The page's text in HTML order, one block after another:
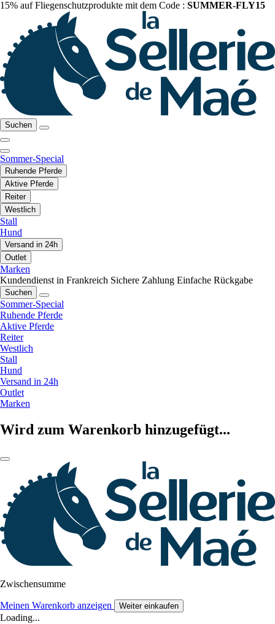
15% auf Fliegenschutzprodukte mit dem Code : SUMMER-FLY15
Suchen
Sommer-Special
Ruhende Pferde
Aktive Pferde
Reiter
Westlich
Stall
Hund
Versand in 24h
Outlet
Marken
Kundendienst in Frankreich Sichere Zahlung Einfache Rückgabe
Suchen
Sommer-Special
Ruhende Pferde
Aktive Pferde
Reiter
Westlich
Stall
Hund
Versand in 24h
Outlet
Marken
Wird zum Warenkorb hinzugefügt...
Zwischensumme
Meinen Warenkorb anzeigen Weiter einkaufen
Loading...